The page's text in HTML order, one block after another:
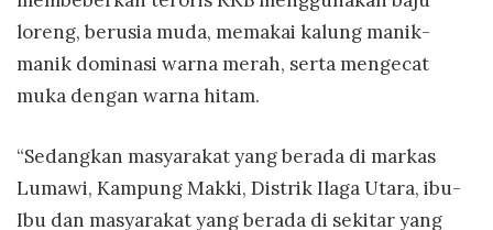
loreng, berusia muda, memakai kalung manik-
manik dominasi warna merah, serta mengecat
muka dengan warna hitam.
“Sedangkan masyarakat yang berada di markas
Lumawi, Kampung Makki, Distrik Ilaga Utara, ibu-
Ibu dan masyarakat yang berada di sekitar yang